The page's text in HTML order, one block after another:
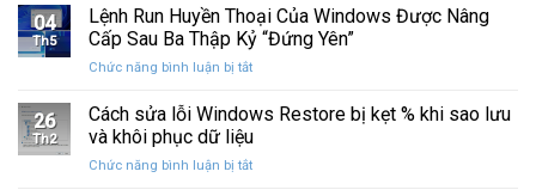
dẫn
cập
nhật
driver
đồ
họa
Windows
04
Th5
Lệnh Run Huyền Thoại Của Windows Được Nâng
Cấp Sau Ba Thập Kỷ “Đứng Yên”
Chức năng bình luận bị tắtở
Run
Thoại
Của
26
Th2
Cách sửa lỗi Windows Restore bị kẹt % khi sao lưu
và khôi phục dữ liệu
Chức năng bình luận bị tắtở